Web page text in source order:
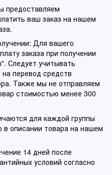
предоставляем
ваш заказ на нашем
Для вашего
заказа при получении
Следует учитывать
перевод средств
Также мы не отправляем
стоимостью менее 300
для каждой группы
в описании товара на нашем
14 дней после
условий согласно